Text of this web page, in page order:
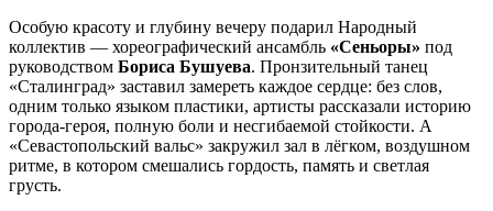
Особую красоту и глубину вечеру подарил Народный
коллектив — хореографический ансамбль «Сеньоры» под
руководством Бориса Бушуева. Пронзительный танец
«Сталинград» заставил замереть каждое сердце: без слов,
одним только языком пластики, артисты рассказали историю
города-героя, полную боли и несгибаемой стойкости. А
«Севастопольский вальс» закружил зал в лёгком, воздушном
ритме, в котором смешались гордость, память и светлая
грусть.